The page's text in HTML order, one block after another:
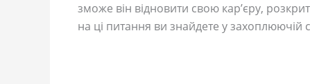
зможе він відновити свою кар’єру,
на ці питання ви знайдете у захоплюючій